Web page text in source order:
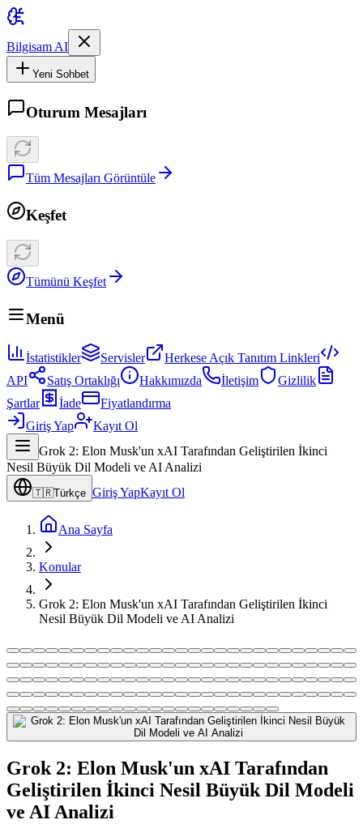
Bilgisam AI
Yeni Sohbet
Oturum Mesajları
Tüm Mesajları Görüntüle
Keşfet
Tümünü Keşfet
Menü
İstatistikler Servisler
Herkese Açık Tanıtım Linkleri
API
Satış Ortaklığı Hakkımızda İletişim
Gizlilik
Şartlar
İade
Fiyatlandırma
Giriş Yap
Kayıt Ol
Grok 2: Elon Musk'un xAI Tarafından Geliştirilen İkinci
Nesil Büyük Dil Modeli ve AI Analizi
🇹🇷Türkçe Giriş YapKayıt Ol
Ana Sayfa
Konular
Grok 2: Elon Musk'un xAI Tarafından Geliştirilen İkinci
Nesil Büyük Dil Modeli ve AI Analizi
Grok 2: Elon Musk'un xAI Tarafından
Geliştirilen İkinci Nesil Büyük Dil Modeli
ve AI Analizi